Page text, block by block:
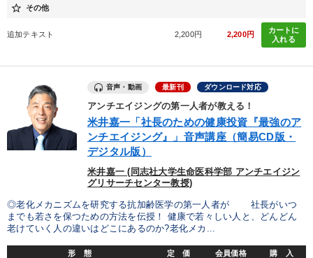
star_border その他
追加テキスト 2,200円 2,200円
カートに
入れる
音声・動画 最新刊 ダウンロード対応
アンチエイジングの第一人者が教える！
米井嘉一「社長のための健康投資『最強のア
ンチエイジング』」音声講座（簡易CD版・
デジタル版）
米井嘉一 (同志社大学生命医科学部 アンチエイジン
グリサーチセンター教授)
◎老化メカニズムを研究する抗加齢医学の第一人者が 社長がいつ
までも若さを保つための方法を伝授！ 健康で若々しい人と、どんどん
老けていく人の違いはどこにあるのか?老化メカ...
形 態 定 価 会員価格 購 入